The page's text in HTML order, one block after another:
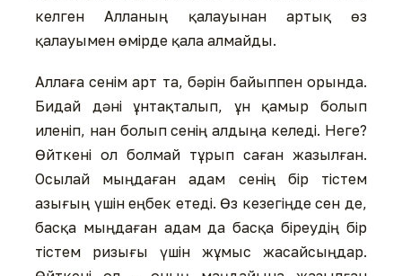
келген Алланың қалауынан артық өз
қалауымен өмірде қала алмайды.
Аллаға сенім арт та, бәрін байыппен орында.
Бидай дәні ұнтақталып, ұн қамыр болып
иленіп, нан болып сенің алдыңа келеді. Неге?
Өйткені ол болмай тұрып саған жазылған.
Осылай мыңдаған адам сенің бір тістем
азығың үшін еңбек етеді. Өз кезегіңде сен де,
басқа мыңдаған адам да басқа біреудің бір
тістем ризығы үшін жұмыс жасайсыңдар.